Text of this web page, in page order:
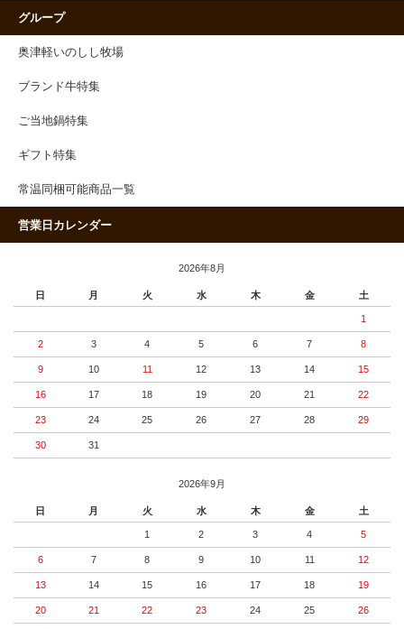
グループ
奥津軽いのしし牧場
ブランド牛特集
ご当地鍋特集
ギフト特集
常温同梱可能商品一覧
営業日カレンダー
2026年8月
日 月 火 水 木 金 土
1
2 3 4 5 6 7 8
9 10 11 12 13 14 15
16 17 18 19 20 21 22
23 24 25 26 27 28 29
30 31
2026年9月
日 月 火 水 木 金 土
1 2 3 4 5
6 7 8 9 10 11 12
13 14 15 16 17 18 19
20 21 22 23 24 25 26